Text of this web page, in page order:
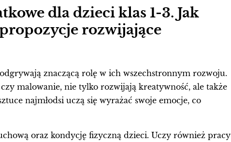
dla dzieci klas 1-3. Jak
rozwijające
znaczącą rolę w ich wszechstronnym rozwoju.
malowanie, nie tylko rozwijają kreatywność, ale także
najmłodsi uczą się wyrażać swoje emocje, co
oraz kondycję fizyczną dzieci. Uczy również pracy